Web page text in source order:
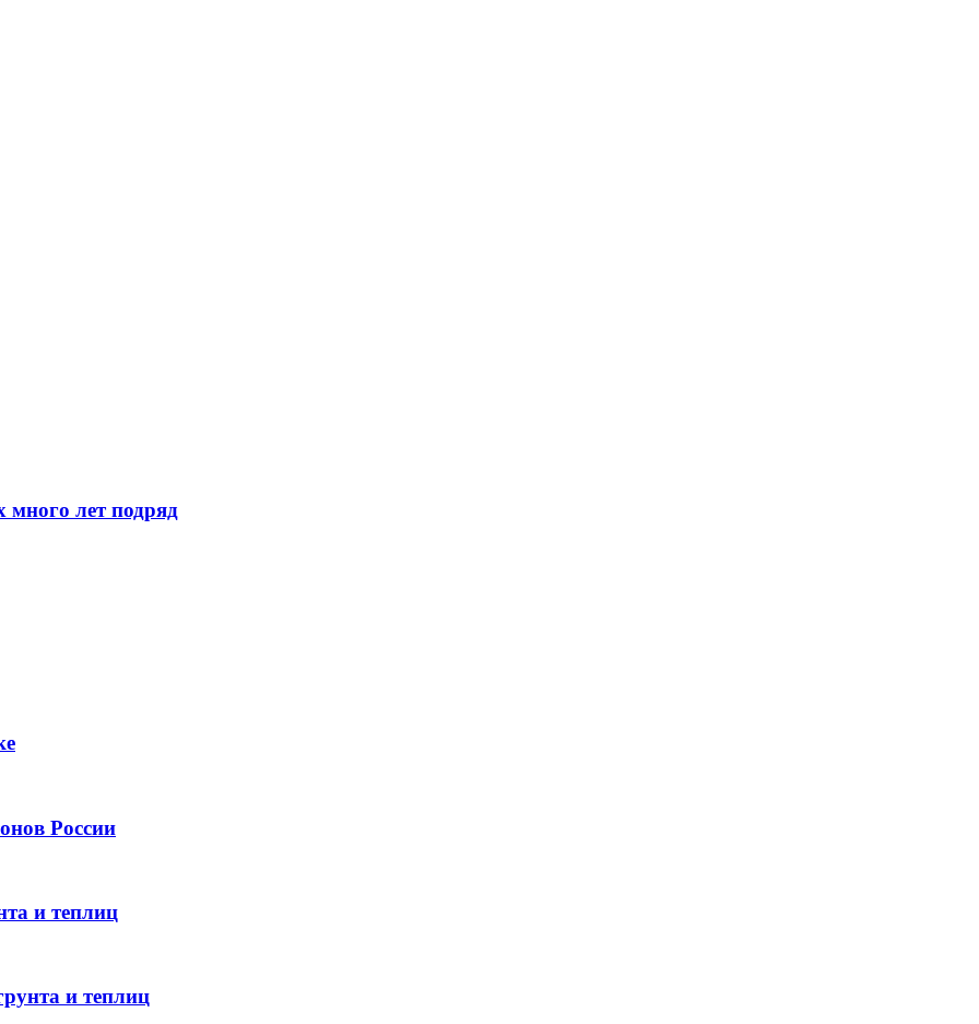
лет подряд
России
и теплиц
и теплиц